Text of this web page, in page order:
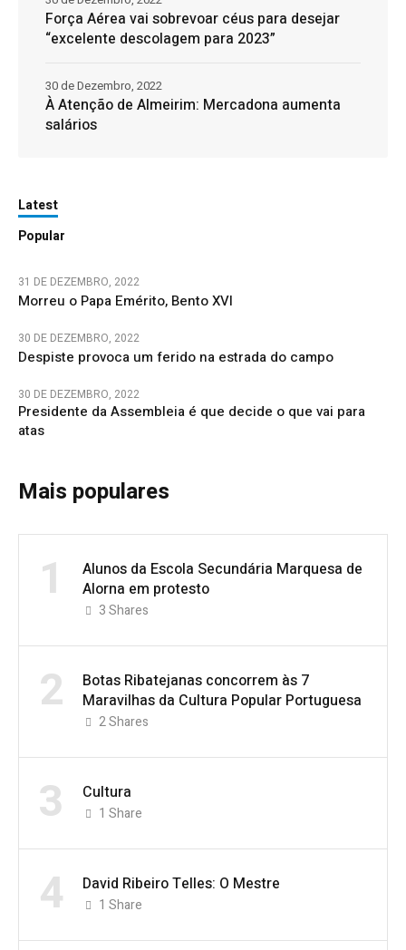
Força Aérea vai sobrevoar céus para desejar
“excelente descolagem para 2023”
À Atenção de Almeirim: Mercadona aumenta
salários
30 de Dezembro, 2022
Latest
Popular
31 DE DEZEMBRO, 2022
Morreu o Papa Emérito, Bento XVI
30 DE DEZEMBRO, 2022
Despiste provoca um ferido na estrada do campo
30 DE DEZEMBRO, 2022
Presidente da Assembleia é que decide o que vai para
atas
Mais populares
1
Alunos da Escola Secundária Marquesa de
Alorna em protesto
3Shares
2
Botas Ribatejanas concorrem às 7
Maravilhas da Cultura Popular Portuguesa
2Shares
3 Cultura
1 Share
4 David Ribeiro Telles: O Mestre
1 Share